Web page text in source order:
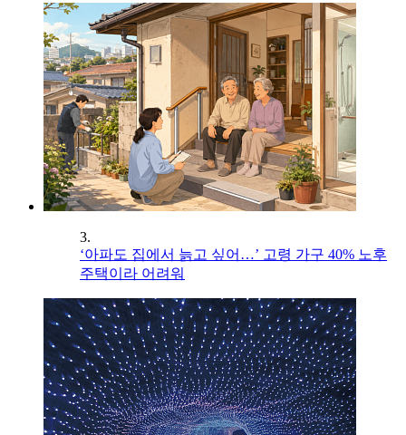
3.
‘아파도 집에서 늙고 싶어…’ 고령 가구 40% 노후
주택이라 어려워